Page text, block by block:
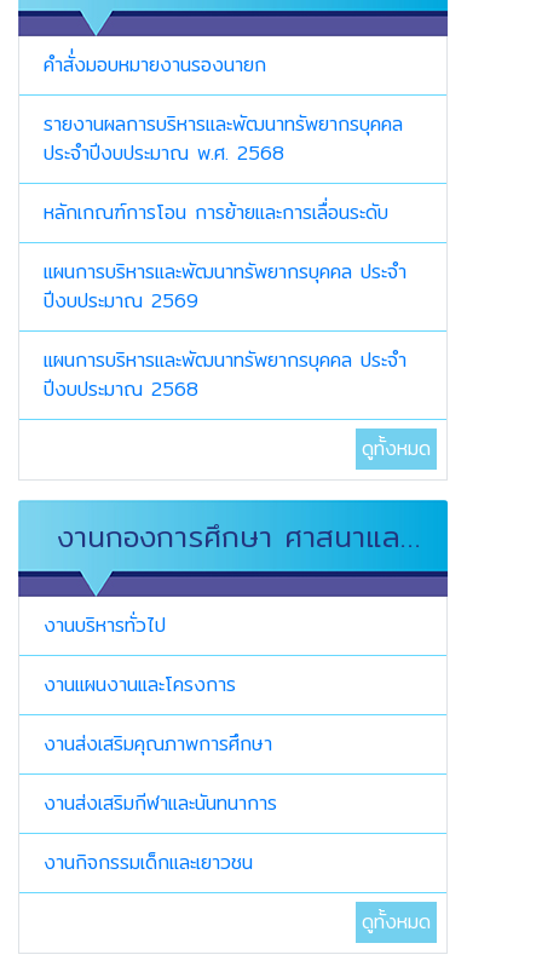
คำสั่่งมอบหมายงานรองนายก
รายงานผลการบริหารและพัฒนาทรัพยากรบุคคล
ประจำปีงบประมาณ พ.ศ. 2568
หลักเกณฑ์การโอน การย้ายและการเลื่อนระดับ
แผนการบริหารและพัฒนาทรัพยากรบุคคล ประจำ
ปีงบประมาณ 2569
แผนการบริหารและพัฒนาทรัพยากรบุคคล ประจำ
ปีงบประมาณ 2568
ดูทั้งหมด
งานกองการศึกษา ศาสนาและ
วัฒนธรรม
งานบริหารทั่วไป
งานแผนงานและโครงการ
งานส่งเสริมคุณภาพการศึกษา
งานส่งเสริมกีฬาและนันทนาการ
งานกิจกรรมเด็กและเยาวชน
ดูทั้งหมด